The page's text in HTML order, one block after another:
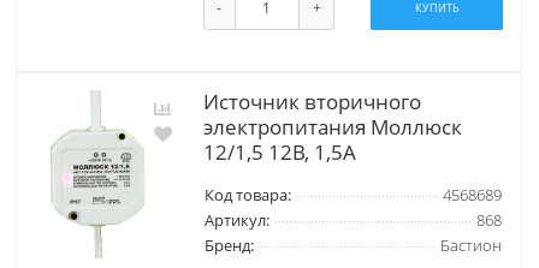
- + КУПИТЬ
Источник вторичного
электропитания Моллюск
12/1,5 12В, 1,5А
Код товара:
4568689
Артикул:
868
Бренд:
Бастион